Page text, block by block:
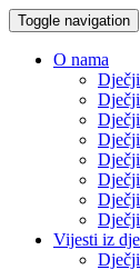
Toggle navigation
O nama
Vijesti iz